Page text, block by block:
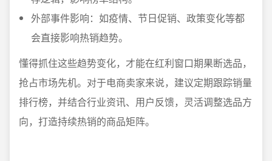
外部事件影响：如疫情、节日促销、政策变化等都
会直接影响热销趋势。
懂得抓住这些趋势变化，才能在红利窗口期果断选品，
抢占市场先机。对于电商卖家来说，建议定期跟踪销量
排行榜，并结合行业资讯、用户反馈，灵活调整选品方
向，打造持续热销的商品矩阵。